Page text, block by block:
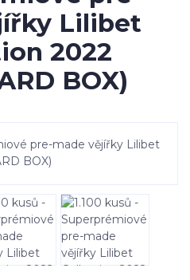
Lilibet
2022
BOX)